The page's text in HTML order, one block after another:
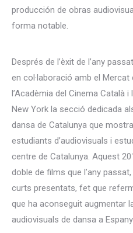
producción de obras
forma notable.
Després de l’èxit de l’any
en col·laboració amb el Mercat
l’Acadèmia del Cinema Català
New York la secció dedicada
dansa de Catalunya que
estudiants d’audiovisuals i
centre de Catalunya. Aquest
doble de films que l’any
curts presentats, fet que
que ha aconseguit augmentar
audiovisuals de dansa a